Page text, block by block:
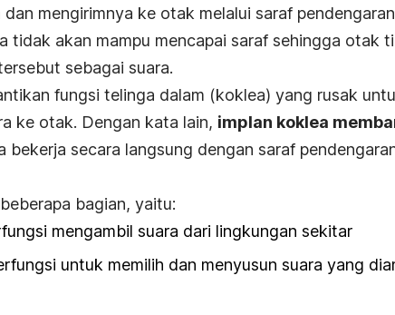
mengirimnya ke otak melalui saraf
tidak akan mampu mencapai saraf sehingga otak
sebagai suara.
fungsi telinga dalam (koklea) yang rusak
ke otak. Dengan kata lain, implan koklea
bekerja secara langsung dengan saraf
bagian, yaitu:
mengambil suara dari lingkungan sekitar
untuk memilih dan menyusun suara yang